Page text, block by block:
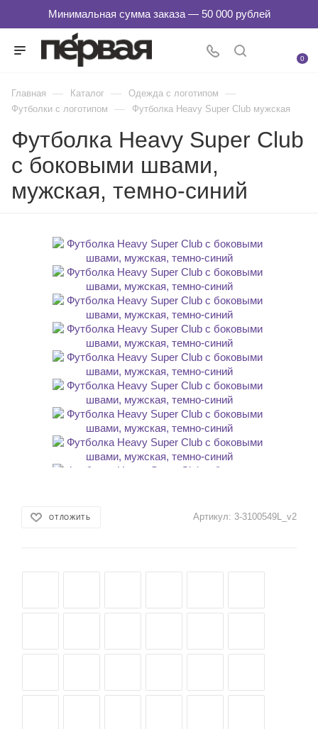
0
Главная — Каталог — Одежда с логотипом —
Футболки с логотипом — Футболка Heavy Super Club мужская
Футболка Heavy Super Club
с боковыми швами,
мужская, темно-синий
ОТЛОЖИТЬ Артикул: 3-3100549L_v2